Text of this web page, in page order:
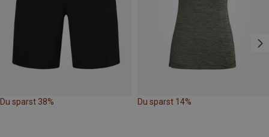
Du sparst 38% Du sparst 14%